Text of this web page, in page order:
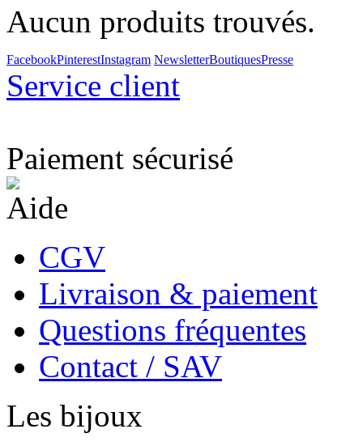
Aucun produits trouvés.
FacebookPinterestInstagram NewsletterBoutiquesPresse
Service client
Paiement sécurisé
Aide
CGV
Livraison & paiement
Questions fréquentes
Contact / SAV
Les bijoux